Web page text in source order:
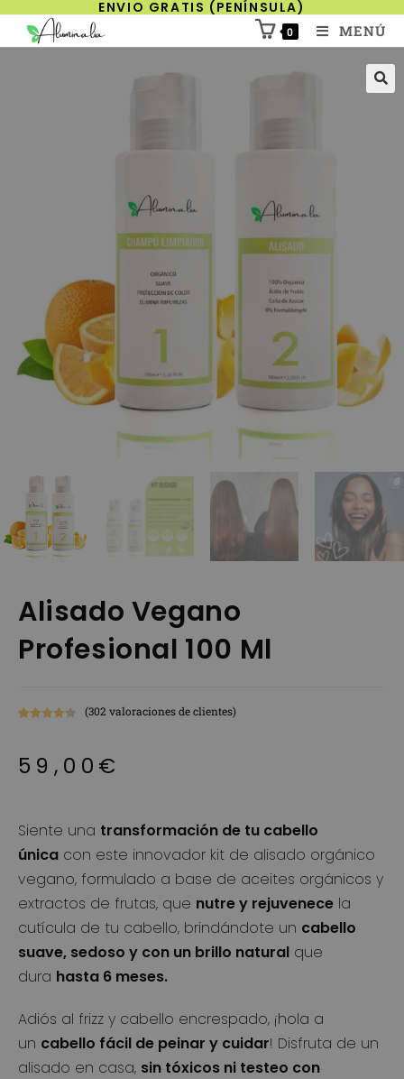
ENVIO GRATIS (PENÍNSULA)
0 MENÚ
Alisado Vegano
Profesional 100 Ml
5 en base
clientes
(302 valoraciones de clientes)
59,00 €
Siente una transformación de tu cabello
única con este innovador kit de alisado orgánico
vegano, formulado a base de aceites orgánicos y
extractos de frutas, que nutre y rejuvenece la
cutícula de tu cabello, brindándote un cabello
suave, sedoso y con un brillo natural que
dura hasta 6 meses.
Adiós al frizz y cabello encrespado, ¡hola a
un cabello fácil de peinar y cuidar! Disfruta de un
alisado en casa, sin tóxicos ni testeo con